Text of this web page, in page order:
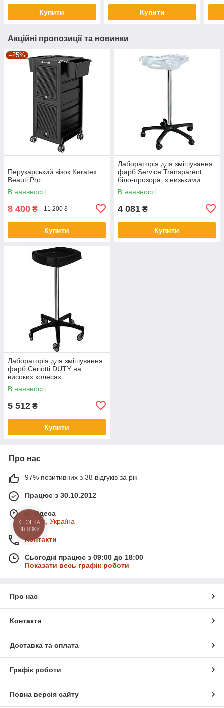
Купити Купити
Акційні пропозиції та новинки
–25%
Перукарський візок Keratex
Beauti Pro
В наявності
8 400 ₴ 11 200 ₴
Купити
Лабораторія для змішування
фарб Service Transparent,
біло-прозора, з низькими
колесами
В наявності
4 081 ₴
Купити
Лабораторія для змішування
фарб Ceriotti DUTY на
високих колесах
В наявності
5 512 ₴
Купити
Про нас
97% позитивних з 38 відгуків за рік
Працює з 30.10.2012
м. Одеса
Одеса, Україна
Контакти
Сьогодні працює з 09:00 до 18:00
Показати весь графік роботи
Про нас
Контакти
Доставка та оплата
Графік роботи
Повна версія сайту
КНОПКА
ЗВ'ЯЗКУ